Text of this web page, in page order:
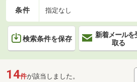
条件 指定なし
検索条件を保存
新着メールを
取る
14件が該当しました。